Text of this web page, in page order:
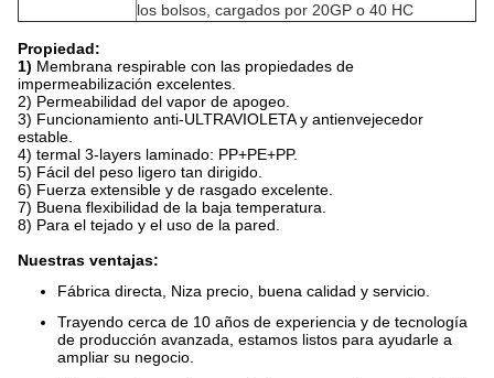
los bolsos, cargados por 20GP o 40 HC
Propiedad:
1) Membrana respirable con las propiedades de
impermeabilización excelentes.
2) Permeabilidad del vapor de apogeo.
3) Funcionamiento anti-ULTRAVIOLETA y antienvejecedor
estable.
4) termal 3-layers laminado: PP+PE+PP.
5) Fácil del peso ligero tan dirigido.
6) Fuerza extensible y de rasgado excelente.
7) Buena flexibilidad de la baja temperatura.
8) Para el tejado y el uso de la pared.
Nuestras ventajas:
Fábrica directa, Niza precio, buena calidad y servicio.
Trayendo cerca de 10 años de experiencia y de tecnología
de producción avanzada, estamos listos para ayudarle a
ampliar su negocio.